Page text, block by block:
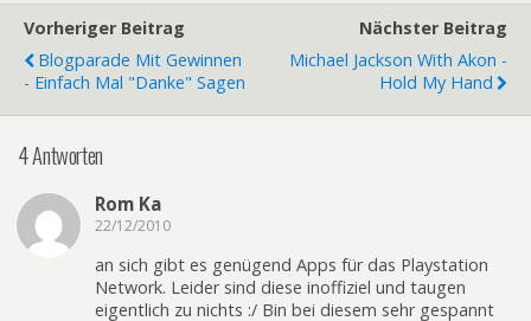
Vorheriger Beitrag
Blogparade Mit Gewinnen
- Einfach Mal "Danke" Sagen
Nächster Beitrag
Michael Jackson With Akon -
Hold My Hand
4 Antworten
Rom Ka
22/12/2010
an sich gibt es genügend Apps für das Playstation
Network. Leider sind diese inoffiziel und taugen
eigentlich zu nichts :/ Bin bei diesem sehr gespannt